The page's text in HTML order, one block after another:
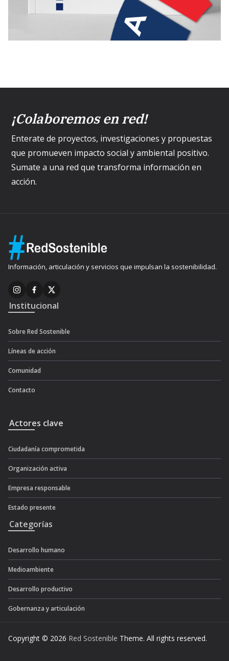
¡Colaboremos en red!
Enterate de proyectos, investigaciones y propuestas
que promueven impacto social y ambiental positivo.
Sumate a una red que transforma información en
acción.
Información, articulación y servicios que impulsan la sostenibilidad.
Institucional
Sobre Red Sostenible
Líneas de acción
Comunidad
Contacto
Actores clave
Ciudadanía comprometida
Organización activa
Empresa responsable
Estado presente
Categorías
Desarrollo humano
Medioambiente
Desarrollo productivo
Gobernanza y articulación
Copyright © 2026 Red Sostenible Theme. All rights reserved.